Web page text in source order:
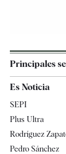
Principales
España
Televisión
Es Noticia
SEPI
Plus Ultra
Rodríguez
Pedro Sánchez